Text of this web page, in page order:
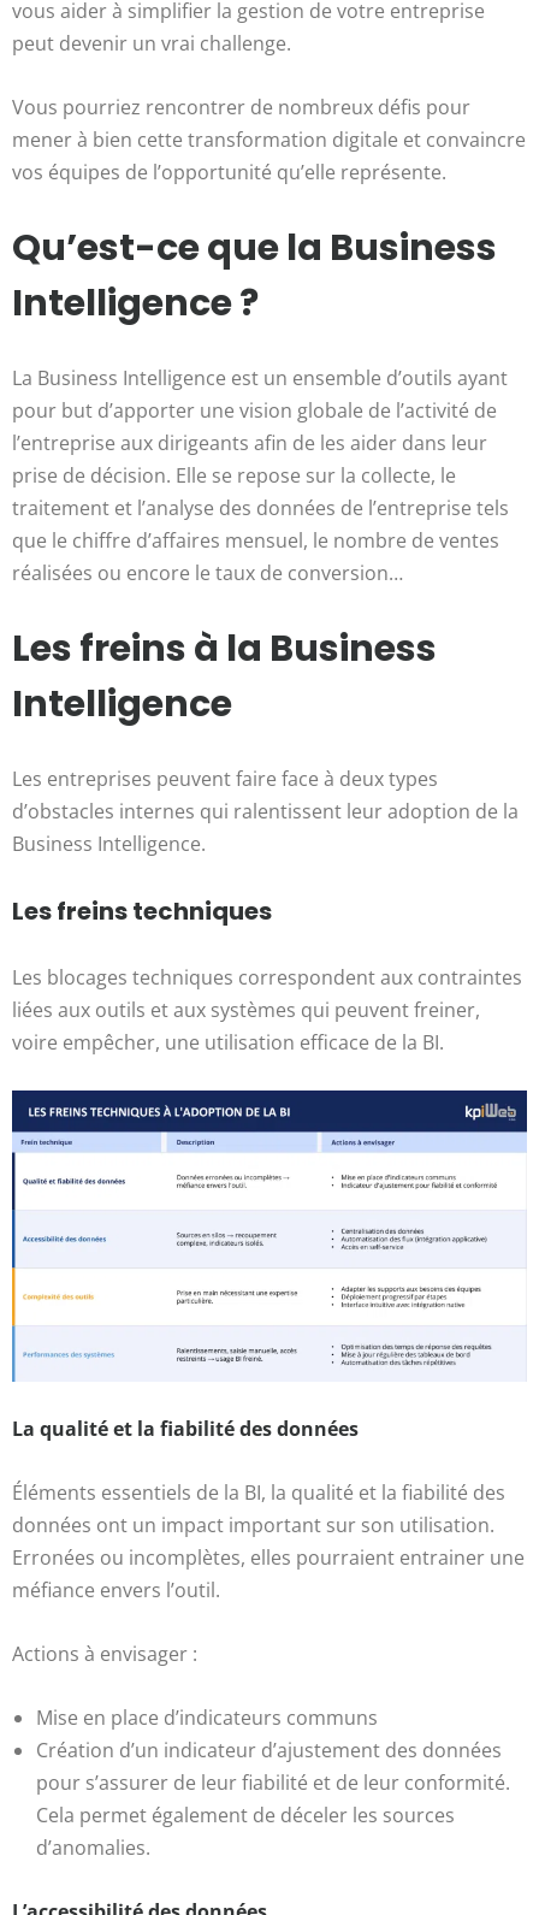
vous aider à simplifier la gestion de votre entreprise
peut devenir un vrai challenge.
Vous pourriez rencontrer de nombreux défis pour
mener à bien cette transformation digitale et convaincre
vos équipes de l’opportunité qu’elle représente.
Qu’est-ce que la Business
Intelligence ?
La Business Intelligence est un ensemble d’outils ayant
pour but d’apporter une vision globale de l’activité de
l’entreprise aux dirigeants afin de les aider dans leur
prise de décision. Elle se repose sur la collecte, le
traitement et l’analyse des données de l’entreprise tels
que le chiffre d’affaires mensuel, le nombre de ventes
réalisées ou encore le taux de conversion…
Les freins à la Business
Intelligence
Les entreprises peuvent faire face à deux types
d’obstacles internes qui ralentissent leur adoption de la
Business Intelligence.
Les freins techniques
Les blocages techniques correspondent aux contraintes
liées aux outils et aux systèmes qui peuvent freiner,
voire empêcher, une utilisation efficace de la BI.
La qualité et la fiabilité des données
Éléments essentiels de la BI, la qualité et la fiabilité des
données ont un impact important sur son utilisation.
Erronées ou incomplètes, elles pourraient entrainer une
méfiance envers l’outil.
Actions à envisager :
Mise en place d’indicateurs communs
Création d’un indicateur d’ajustement des données
pour s’assurer de leur fiabilité et de leur conformité.
Cela permet également de déceler les sources
d’anomalies.